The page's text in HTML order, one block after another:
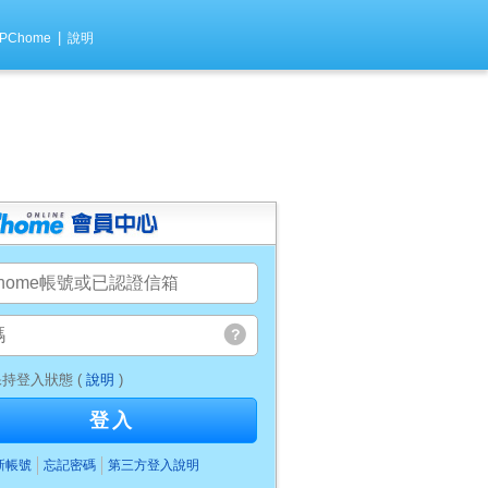
說明
登入狀態 ( 說明 )
登入
帳號 忘記密碼 第三方登入說明